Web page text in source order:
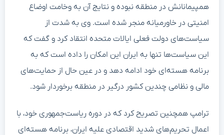
همپیمانانش در منطقه نبوده و نتایج آن به وخامت اوضاع
امنیتی در خاورمیانه منجر شده است. وی به شدت از
سیاست‌های دولت فعلی ایالات متحده انتقاد کرد و گفت که
این سیاست‌ها تنها به ایران این امکان را داده است که به
برنامه هسته‌ای خود ادامه دهد و در عین حال از حمایت‌های
مالی و نظامی چندین کشور درگیر در منطقه برخوردار شود.
ترامپ همچنین تصریح کرد که در دوره ریاست‌جمهوری خود، با
اعمال تحریم‌های شدید اقتصادی علیه ایران، برنامه هسته‌ای